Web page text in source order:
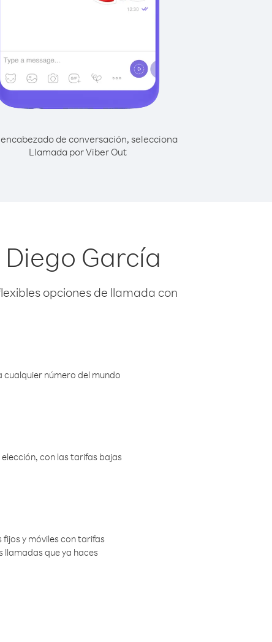
encabezado de conversación, selecciona
Llamada por Viber Out
García
opciones de llamada con
cualquier número del mundo
con las tarifas bajas
y móviles con tarifas
llamadas que ya haces